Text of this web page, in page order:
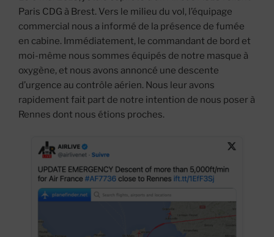
Paris CDG à Brest. Vers le milieu du vol, l’équipage
commercial nous a informé de la présence de fumée
en cabine. Immédiatement, le commandant de bord et
moi-même nous sommes équipés de notre masque à
oxygène, et nous avons annoncé une descente
d’urgence au contrôle aérien. Nous leur avons
rapidement fait part de notre intention de nous poser à
Rennes dont nous étions proches.